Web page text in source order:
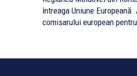
întreaga Uniune
comisarului european